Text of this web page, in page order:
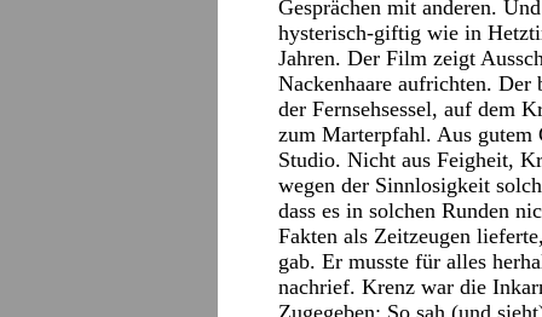
Gesprächen mit anderen.
hysterisch-giftig wie in
Jahren. Der Film zeigt
Nackenhaare aufrichten. Der
der Fernsehsessel, auf dem
zum Marterpfahl. Aus gutem
Studio. Nicht aus Feigheit,
wegen der Sinnlosigkeit
dass es in solchen Runden
Fakten als Zeitzeugen
gab. Er musste für alles
nachrief. Krenz war die
Zugegeben: So sah (und